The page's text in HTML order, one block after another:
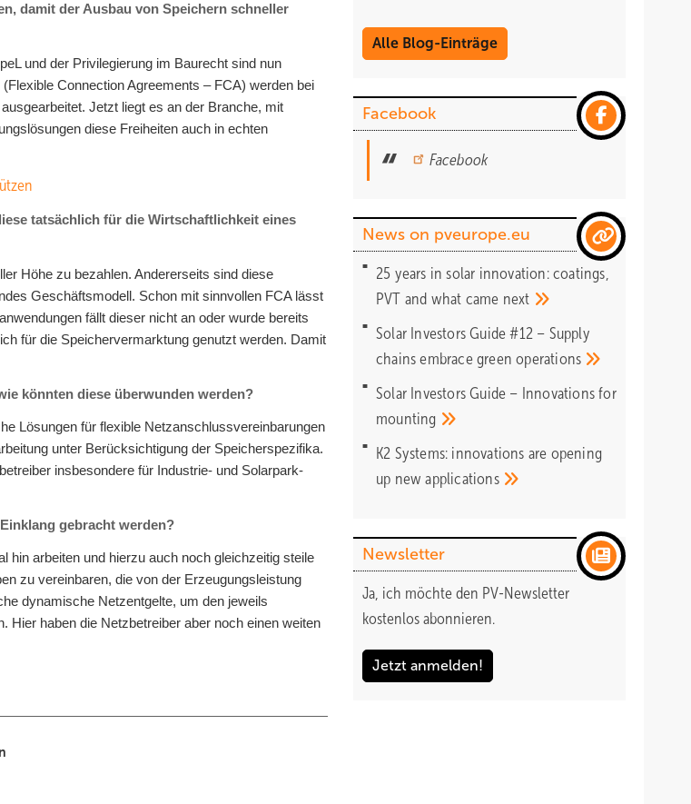
damit der Ausbau von Speichern schneller
und der Privilegierung im Baurecht sind nun
Connection Agreements – FCA) werden bei
Jetzt liegt es an der Branche, mit
diese Freiheiten auch in echten
tatsächlich für die Wirtschaftlichkeit eines
Höhe zu bezahlen. Andererseits sind diese
Geschäftsmodell. Schon mit sinnvollen FCA lässt
fällt dieser nicht an oder wurde bereits
für die Speichervermarktung genutzt werden. Damit
könnten diese überwunden werden?
Lösungen für flexible Netzanschlussvereinbarungen
unter Berücksichtigung der Speicherspezifika.
insbesondere für Industrie- und Solarpark-
gebracht werden?
hin arbeiten und hierzu auch noch gleichzeitig steile
zu vereinbaren, die von der Erzeugungsleistung
dynamische Netzentgelte, um den jeweils
Hier haben die Netzbetreiber aber noch einen weiten
Alle Blog-Einträge
Facebook
Facebook
News on pveurope.eu
25 years in solar innovation: coatings,
PVT and what came next
Solar Investors Guide #12 – Supply
chains embrace greenoperations
Solar Investors Guide – Innovations for
mounting
K2 Systems: innovations are opening
up newapplications
Newsletter
Ja, ich möchte den PV-Newsletter
kostenlos abonnieren.
Jetzt anmelden!